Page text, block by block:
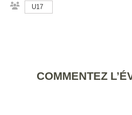
U17
COMMENTEZ